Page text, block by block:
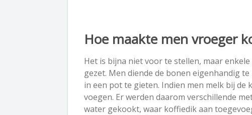
Hoe maakte men vroeger
Het is bijna niet voor te stellen, maar
gezet. Men diende de bonen eigenhandig
in een pot te gieten. Indien men melk bij de
voegen. Er werden daarom verschillende
water gekookt, waar koffiedik aan